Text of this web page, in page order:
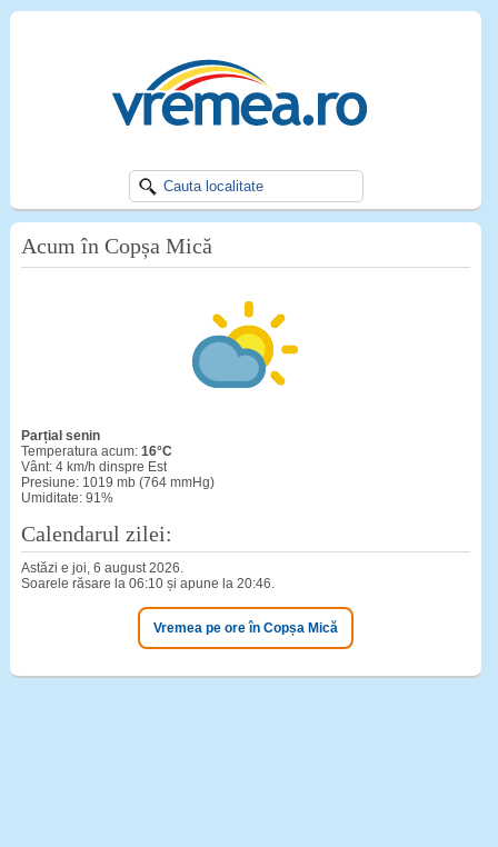
Acum în Copșa Mică
Parțial senin
Temperatura acum: 16°C
Vânt: 4 km/h dinspre Est
Presiune: 1019 mb (764 mmHg)
Umiditate: 91%
Calendarul zilei:
Astăzi e joi, 6 august 2026.
Soarele răsare la 06:10 și apune la 20:46.
Vremea pe ore în Copșa Mică